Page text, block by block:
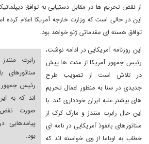
از نقض تحریم ها در مقابل دستیابی به توافق
این در حالی است که وزارت خارجه آمریکا اعلام
توافق هسته ای مقدماتی ژنو خواهد بود.
رابرت
سناتورهای
رئیس جمهور
اند که به
صورت
پیامدهایی
بود.
این روزنامه آمریکایی در ادامه نوشت،
رئیس جمهور آمریکا از مدت ها پیش
در تلاش است از تصویب طرح
جدیدی در سنا به منظور اعمال تحریم
های بیشتر علیه ایران خودداری کند. با
این حال رابرت منندز و مارک کرک از
سناتورهای بانفوذ آمریکایی در نامه ای
خطاب به اوباما از وی خواسته اند که